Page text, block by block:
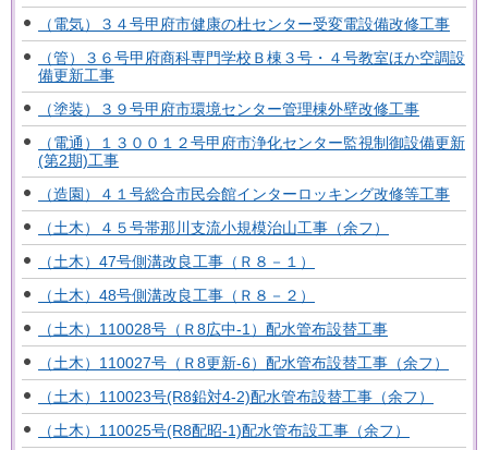
（電気）３４号甲府市健康の杜センター受変電設備改修工事
（管）３６号甲府商科専門学校Ｂ棟３号・４号教室ほか空調設
備更新工事
（塗装）３９号甲府市環境センター管理棟外壁改修工事
（電通）１３００１２号甲府市浄化センター監視制御設備更新
(第2期)工事
（造園）４１号総合市民会館インターロッキング改修等工事
（土木）４５号帯那川支流小規模治山工事（余フ）
（土木）47号側溝改良工事（Ｒ８－１）
（土木）48号側溝改良工事（Ｒ８－２）
（土木）110028号（Ｒ8広中-1）配水管布設替工事
（土木）110027号（Ｒ8更新-6）配水管布設替工事（余フ）
（土木）110023号(R8鉛対4-2)配水管布設替工事（余フ）
（土木）110025号(R8配昭-1)配水管布設工事（余フ）